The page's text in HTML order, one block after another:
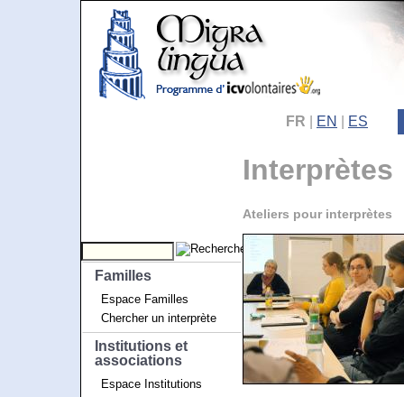
Familles
Espace Familles
Chercher un interprète
Institutions et
associations
Espace Institutions
FR EN ES
Interprètes
Ateliers pour interprètes